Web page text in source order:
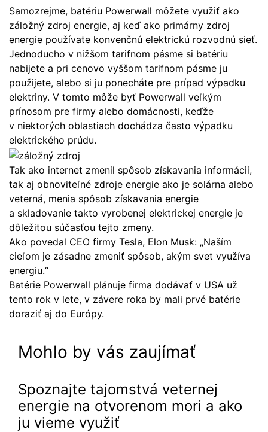
Samozrejme, batériu Powerwall môžete využiť ako
záložný zdroj energie, aj keď ako primárny zdroj
energie používate konvenčnú elektrickú rozvodnú sieť.
Jednoducho v nižšom tarifnom pásme si batériu
nabijete a pri cenovo vyššom tarifnom pásme ju
použijete, alebo si ju ponecháte pre prípad výpadku
elektriny. V tomto môže byť Powerwall veľkým
prínosom pre firmy alebo domácnosti, keďže
v niektorých oblastiach dochádza často výpadku
elektrického prúdu.
Tak ako internet zmenil spôsob získavania informácii,
tak aj obnoviteľné zdroje energie ako je solárna alebo
veterná, menia spôsob získavania energie
a skladovanie takto vyrobenej elektrickej energie je
dôležitou súčasťou tejto zmeny.
Ako povedal CEO firmy Tesla, Elon Musk: „Naším
cieľom je zásadne zmeniť spôsob, akým svet využíva
energiu.“
Batérie Powerwall plánuje firma dodávať v USA už
tento rok v lete, v závere roka by mali prvé batérie
doraziť aj do Európy.
Mohlo by vás zaujímať
Spoznajte tajomstvá veternej
energie na otvorenom mori a ako
ju vieme využiť